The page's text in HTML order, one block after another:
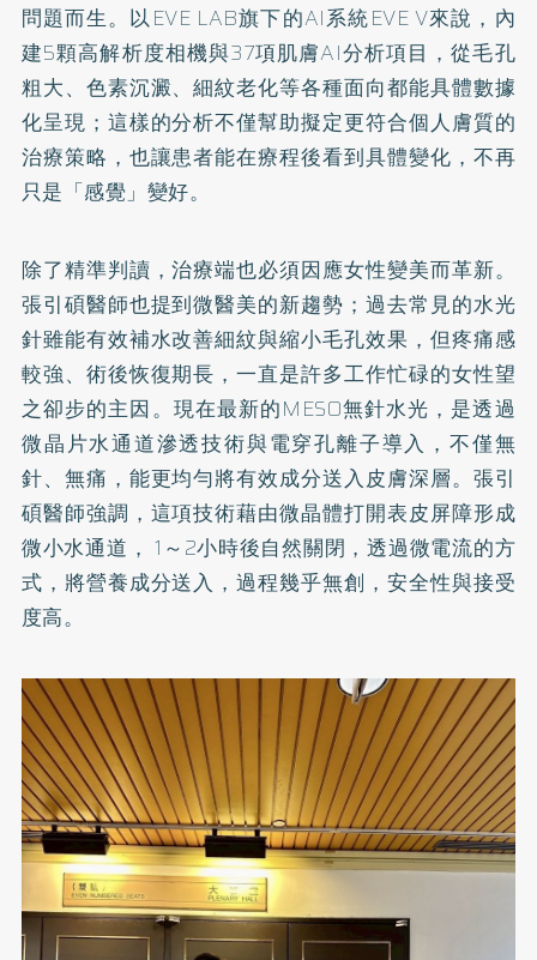
問題而生。以EVE LAB旗下的AI系統EVE V來說，內
建5顆高解析度相機與37項肌膚AI分析項目，從毛孔
粗大、色素沉澱、細紋老化等各種面向都能具體數據
化呈現；這樣的分析不僅幫助擬定更符合個人膚質的
治療策略，也讓患者能在療程後看到具體變化，不再
只是「感覺」變好。
除了精準判讀，治療端也必須因應女性變美而革新。
張引碩醫師也提到微醫美的新趨勢；過去常見的水光
針雖能有效補水改善細紋與縮小毛孔效果，但疼痛感
較強、術後恢復期長，一直是許多工作忙碌的女性望
之卻步的主因。現在最新的MESO無針水光，是透過
微晶片水通道滲透技術與電穿孔離子導入，不僅無
針、無痛，能更均勻將有效成分送入皮膚深層。張引
碩醫師強調，這項技術藉由微晶體打開表皮屏障形成
微小水通道， 1～2小時後自然關閉，透過微電流的方
式，將營養成分送入，過程幾乎無創，安全性與接受
度高。